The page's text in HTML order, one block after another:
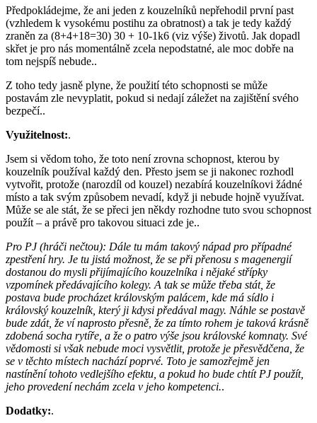
Předpokládejme, že ani jeden z kouzelníků nepřehodil první past
(vzhledem k vysokému postihu za obratnost) a tak je tedy každý
zraněn za (8+4+18=30) 30 + 10-1k6 (viz výše) životů. Jak dopadl
skřet je pro nás momentálně zcela nepodstatné, ale moc dobře na
tom nejspíš nebude..
Z toho tedy jasně plyne, že použití této schopnosti se může
postavám zle nevyplatit, pokud si nedají záležet na zajištění svého
bezpečí..
Využitelnost:.
Jsem si vědom toho, že toto není zrovna schopnost, kterou by
kouzelník používal každý den. Přesto jsem se ji nakonec rozhodl
vytvořit, protože (narozdíl od kouzel) nezabírá kouzelníkovi žádné
místo a tak svým způsobem nevadí, když ji nebude hojně využívat.
Může se ale stát, že se přeci jen někdy rozhodne tuto svou schopnost
použít – a právě pro takovou situaci zde je..
Pro PJ (hráči nečtou): Dále tu mám takový nápad pro případné
zpestření hry. Je tu jistá možnost, že se při přenosu s magenergií
dostanou do mysli přijímajícího kouzelníka i nějaké střípky
vzpomínek předávajícího kolegy. A tak se může třeba stát, že
postava bude procházet královským palácem, kde má sídlo i
královský kouzelník, který ji kdysi předával magy. Náhle se postavě
bude zdát, že ví naprosto přesně, že za tímto rohem je taková krásně
zdobená socha rytíře, a že o patro výše jsou královské komnaty. Své
vědomosti si však nebude moci vysvětlit, protože je přesvědčena, že
se v těchto místech nachází poprvé. Toto je samozřejmě jen
nastínění tohoto vedlejšího efektu, a pokud ho bude chtít PJ použít,
jeho provedení nechám zcela v jeho kompetenci..
Dodatky:.